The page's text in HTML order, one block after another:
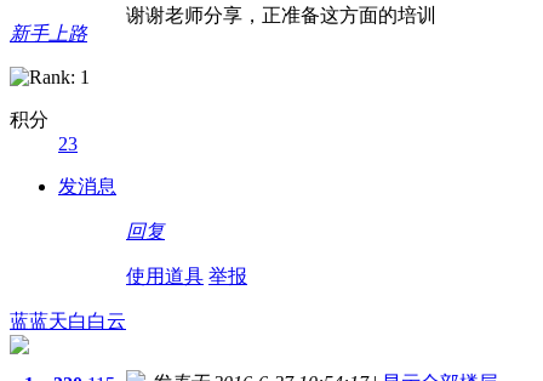
新手上路
积分
23
发消息
谢谢老师分享，正准备这方面的培训
回复
使用道具 举报
蓝蓝天白白云